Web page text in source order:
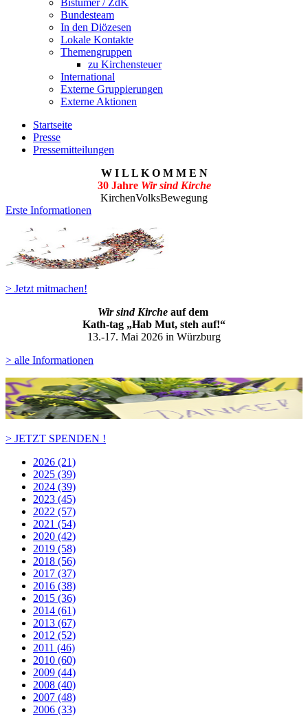
Bistümer / ZdK
Bundesteam
In den Diözesen
Lokale Kontakte
Themengruppen
zu Kirchensteuer
International
Externe Gruppierungen
Externe Aktionen
Startseite
Presse
Pressemitteilungen
W I L L K O M M E N
30 Jahre Wir sind Kirche
KirchenVolksBewegung
Erste Informationen
> Jetzt mitmachen!
Wir sind Kirche auf dem
Kath-tag „Hab Mut, steh auf!“
13.-17. Mai 2026 in Würzburg
> alle Informationen
> JETZT SPENDEN !
2026 (21)
2025 (39)
2024 (39)
2023 (45)
2022 (57)
2021 (54)
2020 (42)
2019 (58)
2018 (56)
2017 (37)
2016 (38)
2015 (36)
2014 (61)
2013 (67)
2012 (52)
2011 (46)
2010 (60)
2009 (44)
2008 (40)
2007 (48)
2006 (33)